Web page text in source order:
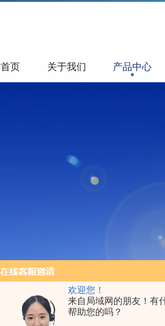
欢迎您！
来自局域网的朋友！有
帮助您的吗？
首页 关于我们 产品中心